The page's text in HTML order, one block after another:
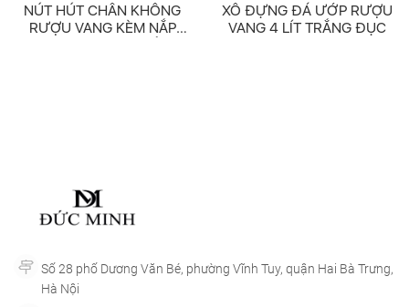
NÚT HÚT CHÂN KHÔNG
RƯỢU VANG KÈM NẮP
XÔ ĐỰNG ĐÁ ƯỚP RƯỢU
VANG 4 LÍT TRẮNG ĐỤC
Số 28 phố Dương Văn Bé, phường Vĩnh Tuy, quận Hai Bà Trưng,
Hà Nội